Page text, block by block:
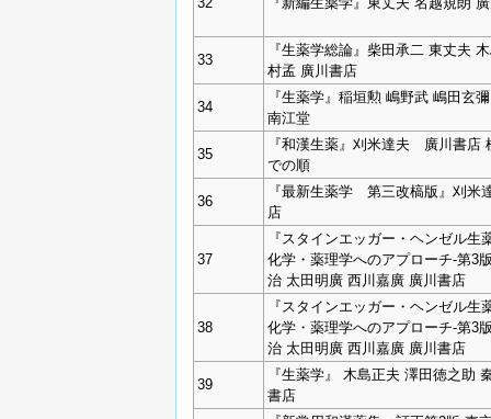
33
『生薬学総論』柴田承二 東丈夫
村孟 廣川書店
34
『生薬学』稲垣勲 嶋野武 嶋田玄
南江堂
35
『和漢生薬』刈米達夫 廣川書店
での順
36
『最新生薬学 第三改槁版』刈米
店
37
『スタインエッガー・ヘンゼル生
化学・薬理学へのアプローチ‐第3
治 太田明廣 西川嘉廣 廣川書店
38
『スタインエッガー・ヘンゼル生
化学・薬理学へのアプローチ‐第3
治 太田明廣 西川嘉廣 廣川書店
39
『生薬学』 木島正夫 澤田徳之助
書店